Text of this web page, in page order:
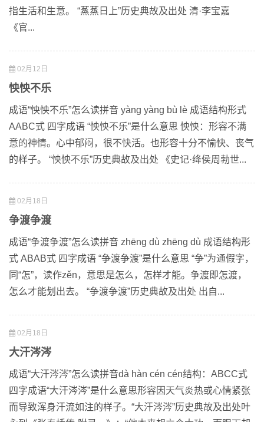
指生活和生意。 “蒸蒸日上”历史典故及出处 清·李宝嘉
《官...
02月12日
怏怏不乐
成语“怏怏不乐”怎么读拼音 yàng yàng bù lè 成语结构形式
AABC式 四字成语 “怏怏不乐”是什么意思 怏怏：形容不满
意的神情。心中郁闷，很不快活。也形容十分不愉快、丧气
的样子。 “怏怏不乐”历史典故及出处 《史记·绛侯周勃世...
02月18日
争渡争渡
成语“争渡争渡”怎么读拼音 zhēng dù zhēng dù 成语结构形
式 ABAB式 四字成语 “争渡争渡”是什么意思 “争”为通假字，
同“怎”，读作zěn，意思是怎么，怎样才能。争渡即怎渡，
怎么才能划出去。 “争渡争渡”历史典故及出处 出自...
02月18日
大汗涔涔
成语“大汗涔涔”怎么读拼音dà hàn cén cén结构：ABCC式
四字成语“大汗涔涔”是什么意思形容因天气炎热或心情紧张
而导致浑身汗流如注的样子。“大汗涔涔”历史典故及出处叶